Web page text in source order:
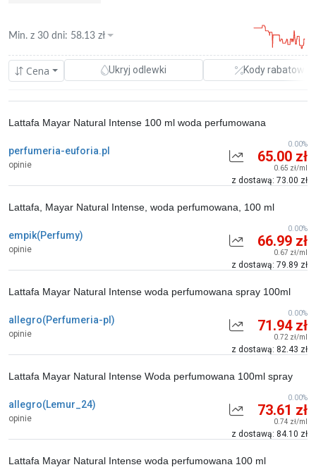
Cena Ukryj odlewki Kody rabatowe
Min. z 30 dni: 58.13 zł
perfumeria-euforia.pl
opinie
Lattafa Mayar Natural Intense 100 ml woda perfumowana
65.00 zł
0.65 zł/ml
z dostawą: 73.00 zł
0.00%
empik(Perfumy)
opinie
Lattafa, Mayar Natural Intense, woda perfumowana, 100 ml
66.99 zł
0.67 zł/ml
z dostawą: 79.89 zł
0.00%
allegro(Perfumeria-pl)
opinie
Lattafa Mayar Natural Intense woda perfumowana spray 100ml
71.94 zł
0.72 zł/ml
z dostawą: 82.43 zł
0.00%
allegro(Lemur_24)
opinie
Lattafa Mayar Natural Intense Woda perfumowana 100ml spray
73.61 zł
0.74 zł/ml
z dostawą: 84.10 zł
0.00%
Lattafa Mayar Natural Intense woda perfumowana 100 ml